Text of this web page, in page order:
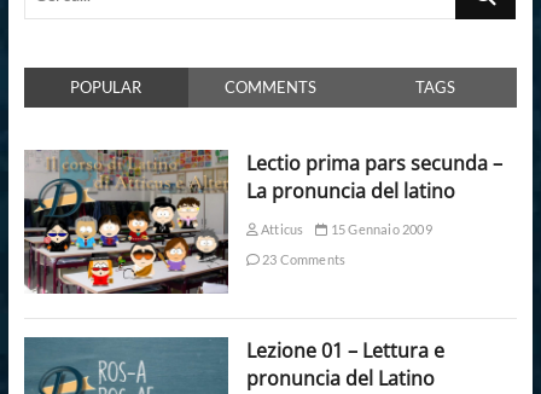
POPULAR COMMENTS TAGS
Lectio prima pars secunda –
La pronuncia del latino
Atticus
15 Gennaio 2009
23 Comments
Lezione 01 – Lettura e
pronuncia del Latino